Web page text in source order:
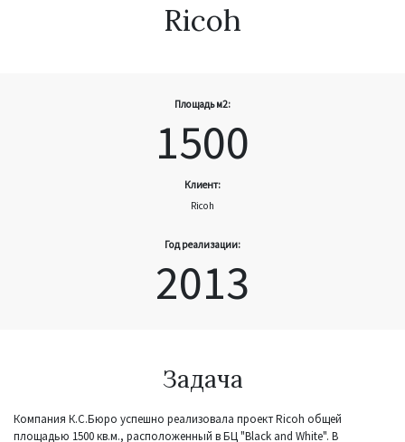
Ricoh
Площадь м2:
1500
Клиент:
Ricoh
Год реализации:
2013
Задача
Компания К.С.Бюро успешно реализовала проект Ricoh общей
площадью 1500 кв.м., расположенный в БЦ "Black and White". В